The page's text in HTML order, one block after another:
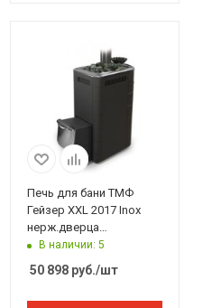
Печь для бани ТМФ
Гейзер XXL 2017 Inox
нерж.дверца
закр.каменка антрацит
В наличии: 5
50 898руб./шт